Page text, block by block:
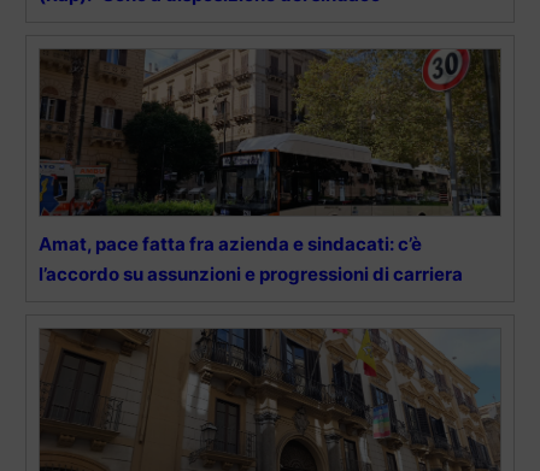
Amat, pace fatta fra azienda e sindacati: c’è
l’accordo su assunzioni e progressioni di carriera